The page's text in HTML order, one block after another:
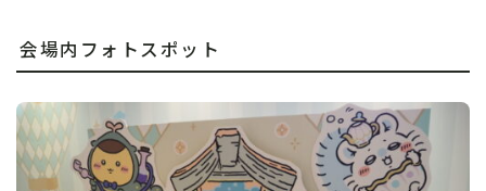
会場内フォトスポット